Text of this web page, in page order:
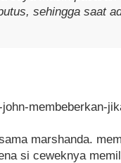
sehingga saat
membeberkan-
marshanda.
si ceweknya